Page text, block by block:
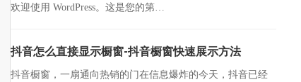
欢迎使用 WordPress。这是您的第…
抖音怎么直接显示橱窗-抖音橱窗快速展示方法
抖音橱窗，一扇通向热销的门在信息爆炸的今天，抖音已经